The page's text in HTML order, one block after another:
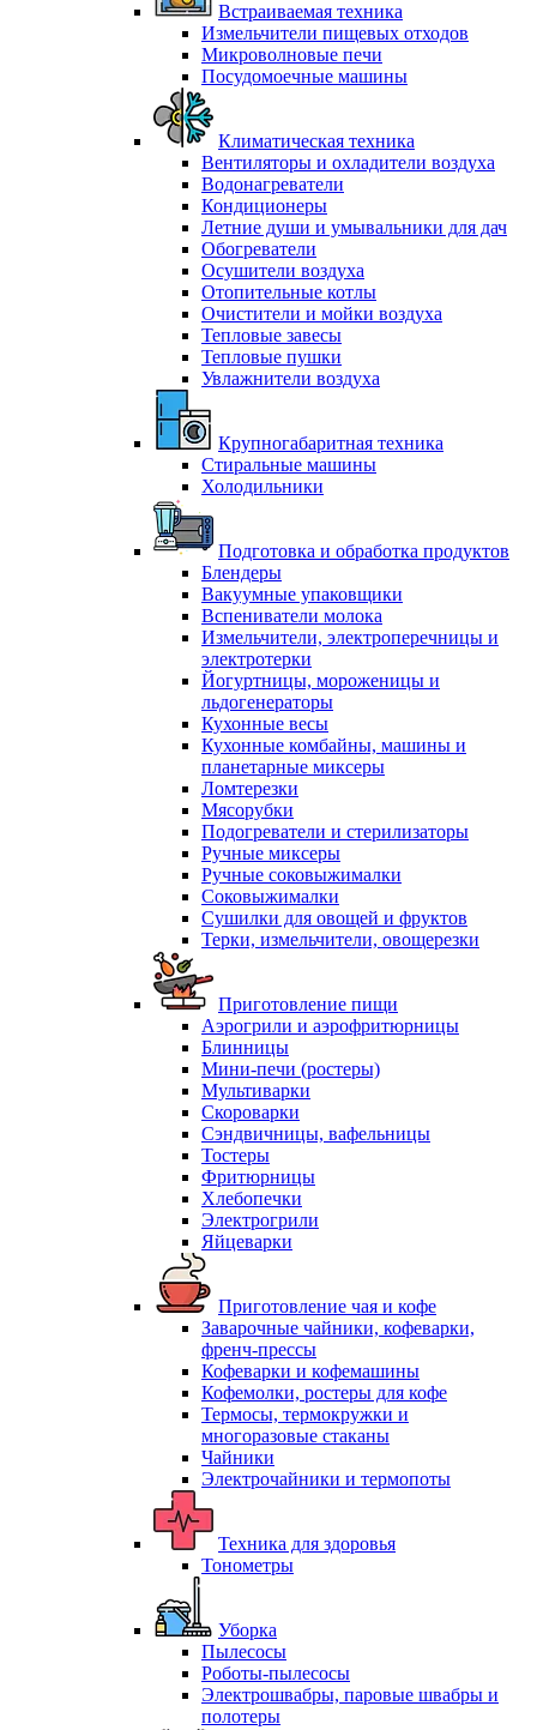
Встраиваемая техника
Измельчители пищевых отходов
Микроволновые печи
Посудомоечные машины
Климатическая техника
Вентиляторы и охладители воздуха
Водонагреватели
Кондиционеры
Летние души и умывальники для дач
Обогреватели
Осушители воздуха
Отопительные котлы
Очистители и мойки воздуха
Тепловые завесы
Тепловые пушки
Увлажнители воздуха
Крупногабаритная техника
Стиральные машины
Холодильники
Подготовка и обработка продуктов
Блендеры
Вакуумные упаковщики
Вспениватели молока
Измельчители, электроперечницы и
электротерки
Йогуртницы, мороженицы и
льдогенераторы
Кухонные весы
Кухонные комбайны, машины и
планетарные миксеры
Ломтерезки
Мясорубки
Подогреватели и стерилизаторы
Ручные миксеры
Ручные соковыжималки
Соковыжималки
Сушилки для овощей и фруктов
Терки, измельчители, овощерезки
Приготовление пищи
Аэрогрили и аэрофритюрницы
Блинницы
Мини-печи (ростеры)
Мультиварки
Скороварки
Сэндвичницы, вафельницы
Тостеры
Фритюрницы
Хлебопечки
Электрогрили
Яйцеварки
Приготовление чая и кофе
Заварочные чайники, кофеварки,
френч-прессы
Кофеварки и кофемашины
Кофемолки, ростеры для кофе
Термосы, термокружки и
многоразовые стаканы
Чайники
Электрочайники и термопоты
Техника для здоровья
Тонометры
Уборка
Пылесосы
Роботы-пылесосы
Электрошвабры, паровые швабры и
полотеры